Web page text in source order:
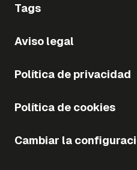
Tags
Aviso legal
Política de privacidad
Política de cookies
Cambiar la